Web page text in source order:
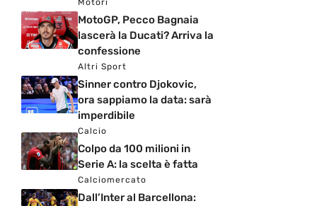
Motori
MotoGP, Pecco Bagnaia
lascerà la Ducati? Arriva la
confessione
Altri Sport
Sinner contro Djokovic,
ora sappiamo la data: sarà
imperdibile
Calcio
Colpo da 100 milioni in
Serie A: la scelta è fatta
Calciomercato
Dall’Inter al Barcellona: